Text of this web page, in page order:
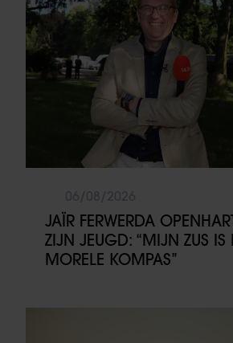
JAÏR FERWERDA
ZIJN JEUGD: “MIJN ZUS IS
MORELE KOMPAS”